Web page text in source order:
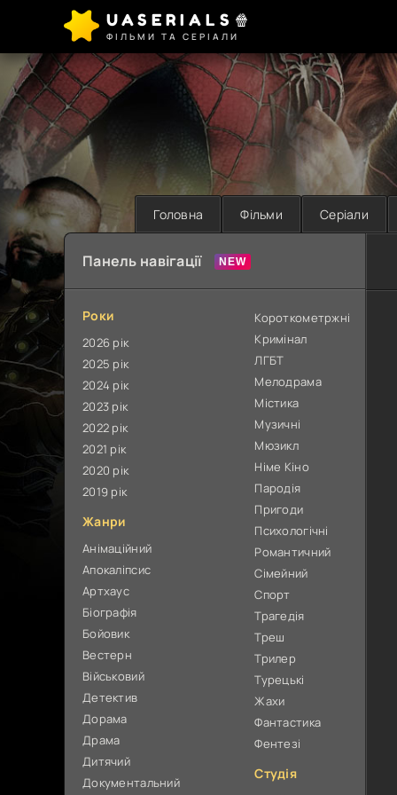
UASERIALS🍿
ФІЛЬМИ ТА СЕРІАЛИ
Головна Фільми Серіали
Панель навігації
Роки
2026 рік
2025 рік
2024 рік
2023 рік
2022 рік
2021 рік
2020 рік
2019 рік
Жанри
Анімаційний
Апокаліпсис
Артхаус
Біографія
Бойовик
Вестерн
Військовий
Детектив
Дорама
Драма
Дитячий
Документальний
Короткометржні
Кримінал
ЛГБТ
Мелодрама
Містика
Музичні
Мюзикл
Німе Кіно
Пародія
Пригоди
Психологічні
Романтичний
Сімейний
Спорт
Трагедія
Треш
Трилер
Турецькі
Жахи
Фантастика
Фентезі
Студія